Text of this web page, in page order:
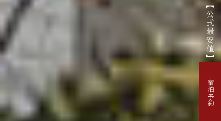
【公式最安値】
宿泊予約